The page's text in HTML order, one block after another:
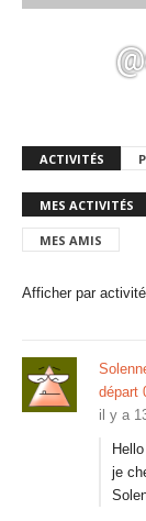
ACTIVITÉS
MES ACTIVITÉS
MES AMIS
Afficher par
départ
il y a
je